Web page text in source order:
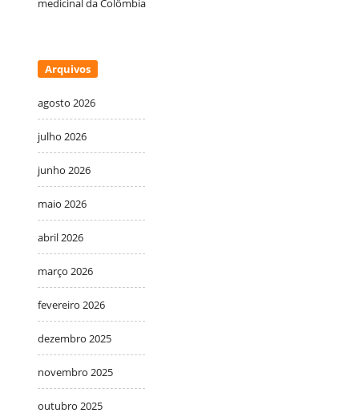
Arquivos
agosto 2026
julho 2026
junho 2026
maio 2026
abril 2026
março 2026
fevereiro 2026
dezembro 2025
novembro 2025
outubro 2025